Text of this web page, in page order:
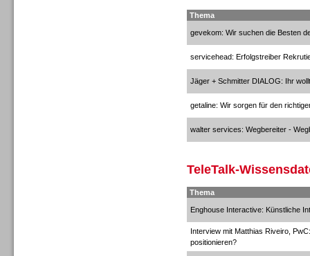
Thema
gevekom: Wir suchen die Besten
servicehead: Erfolgstreiber
Jäger + Schmitter DIALOG: Ihr
getaline: Wir sorgen für den
walter services: Wegbereiter -
TeleTalk-
Thema
Enghouse Interactive: Künstliche
Interview mit Matthias Riveiro,
positionieren?